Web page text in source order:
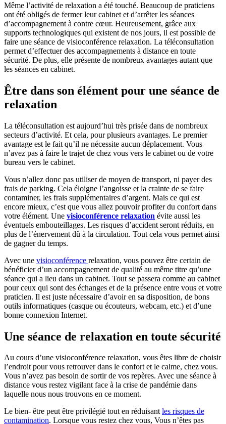
Même l’activité de relaxation a été touché. Beaucoup de praticiens
ont été obligés de fermer leur cabinet et d’arrêter les séances
d’accompagnement à contre cœur. Heureusement, grâce aux
supports technologiques qui existent de nos jours, il est possible de
faire une séance de visioconférence relaxation. La téléconsultation
permet d’effectuer des accompagnements à distance en toute
sécurité. De plus, elle présente de nombreux avantages autant que
les séances en cabinet.
Être dans son élément pour une séance de
relaxation
La téléconsultation est aujourd’hui très prisée dans de nombreux
secteurs d’activité. Et cela, pour plusieurs avantages. Le premier
avantage est le fait qu’il ne nécessite aucun déplacement. Vous
n’avez pas à faire le trajet de chez vous vers le cabinet ou de votre
bureau vers le cabinet.
Vous n’allez donc pas utiliser de moyen de transport, ni payer des
frais de parking. Cela éloigne l’angoisse et la crainte de se faire
contaminer, les frais supplémentaires d’argent. Mais ce qui est
encore mieux, c’est que vous allez pouvoir profiter du confort dans
votre élément. Une visioconférence relaxation évite aussi les
éventuels embouteillages. Les risques d’accident seront réduits, en
plus de l’énervement dû à la circulation. Tout cela vous permet ainsi
de gagner du temps.
Avec une visioconférence relaxation, vous pouvez être certain de
bénéficier d’un accompagnement de qualité au même titre qu’une
séance qui a lieu dans un cabinet. Tout se passera comme au cabinet
pour ceux qui sont des échanges et de la présence entre vous et votre
praticien. Il est juste nécessaire d’avoir en sa disposition, de bons
outils informatiques (casque ou écouteurs, webcam, etc.) et d’une
bonne connexion Internet.
Une séance de relaxation en toute sécurité
Au cours d’une visioconférence relaxation, vous êtes libre de choisir
l’endroit pour vous retrouver dans le confort et le calme, chez vous.
Vous n’avez pas besoin de sortir de vos repères. Avec une séance à
distance vous restez vigilant face à la crise de pandémie dans
laquelle nous nous trouvons en ce moment.
Le bien- être peut être privilégié tout en réduisantles risques de
contamination. Lorsque vous restez chez vous, Vous n’êtes pas